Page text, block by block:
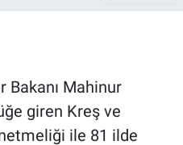
Bakanı Mahinur
giren Kreş ve
ile 81 ilde